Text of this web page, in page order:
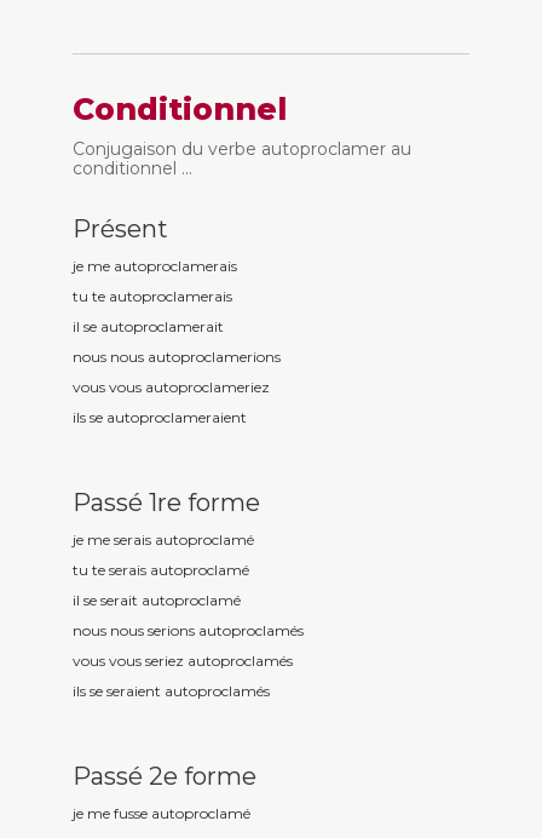
Conditionnel
Conjugaison du verbe autoproclamer au
conditionnel ...
Présent
je me autoproclamerais
tu te autoproclamerais
il se autoproclamerait
nous nous autoproclamerions
vous vous autoproclameriez
ils se autoproclameraient
Passé 1re forme
je me serais autoproclamé
tu te serais autoproclamé
il se serait autoproclamé
nous nous serions autoproclamés
vous vous seriez autoproclamés
ils se seraient autoproclamés
Passé 2e forme
je me fusse autoproclamé